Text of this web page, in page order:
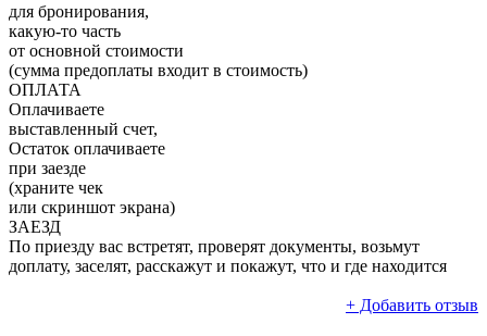
для бронирования,
какую-то часть
от основной стоимости
(сумма предоплаты входит в стоимость)
ОПЛАТА
Оплачиваете
выставленный счет,
Остаток оплачиваете
при заезде
(храните чек
или скриншот экрана)
ЗАЕЗД
По приезду вас встретят, проверят документы, возьмут
доплату, заселят, расскажут и покажут, что и где находится
+ Добавить отзыв